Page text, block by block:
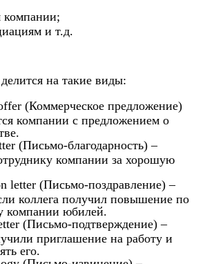
компании;
и т.д.
на такие виды:
(Коммерческое предложение)
компании с предложением о
(Письмо-благодарность) –
компании за хорошую
letter (Письмо-поздравление) –
коллега получил повышение по
компании юбилей.
(Письмо-подтверждение) –
приглашение на работу и
его.